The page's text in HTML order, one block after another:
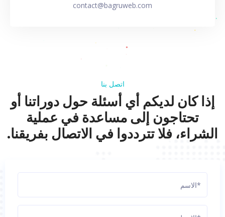
contact@bagruweb.com
اتصل بنا
إذا كان لديكم أي أسئلة حول دوراتنا أو
تحتاجون إلى مساعدة في عملية
الشراء، فلا تترددوا في الاتصال بفريقنا.